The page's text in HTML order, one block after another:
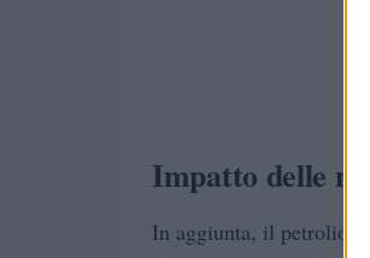
Impatto delle
In aggiunta, il petrolio